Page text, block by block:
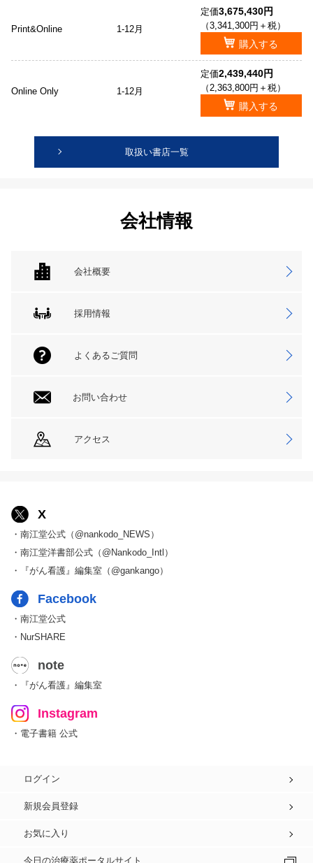
Print&Online 1-12月
定価3,675,430円
（3,341,300円＋税）
購入する
Online Only 1-12月
定価2,439,440円
（2,363,800円＋税）
購入する
取扱い書店一覧
会社情報
会社概要
採用情報
よくあるご質問
お問い合わせ
アクセス
X
・南江堂公式（@nankodo_NEWS）
・南江堂洋書部公式（@Nankodo_Intl）
・『がん看護』編集室（@gankango）
Facebook
・南江堂公式
・NurSHARE
note
・『がん看護』編集室
Instagram
・電子書籍 公式
ログイン
新規会員登録
お気に入り
今日の治療薬ポータルサイト